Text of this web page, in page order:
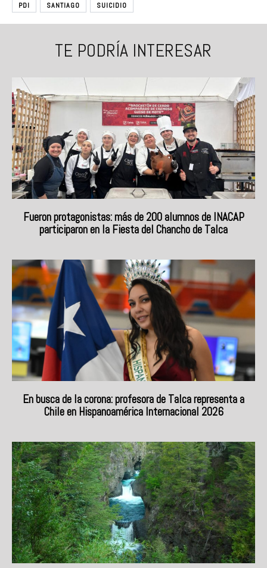
PDI
SANTIAGO SUICIDIO
TE PODRÍA INTERESAR
Fueron protagonistas: más de 200 alumnos de INACAP
participaron en la Fiesta del Chancho de Talca
En busca de la corona: profesora de Talca representa a
Chile en Hispanoamérica Internacional 2026